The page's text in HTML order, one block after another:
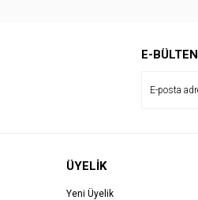
E-BÜLTEN
ÜYELİK
Yeni Üyelik